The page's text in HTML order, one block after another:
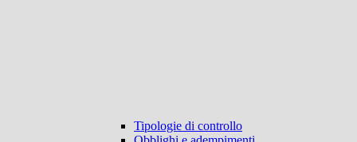
Tipologie di controllo